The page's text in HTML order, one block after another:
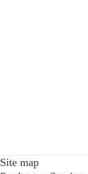
Site map